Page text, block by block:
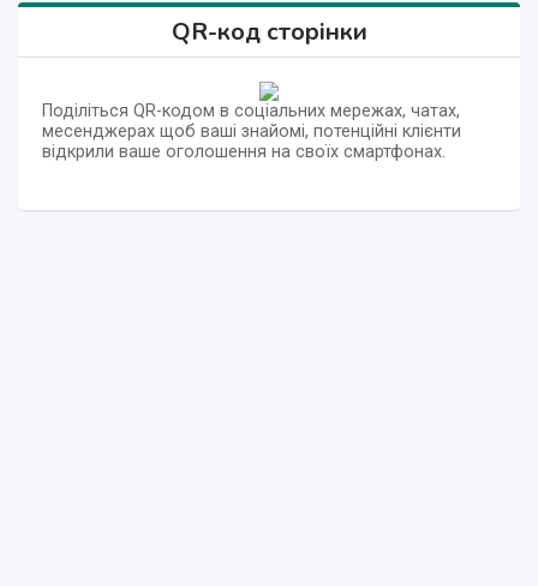
QR-код сторінки
Поділіться QR-кодом в соціальних мережах, чатах,
месенджерах щоб ваші знайомі, потенційні клієнти
відкрили ваше оголошення на своїх смартфонах.